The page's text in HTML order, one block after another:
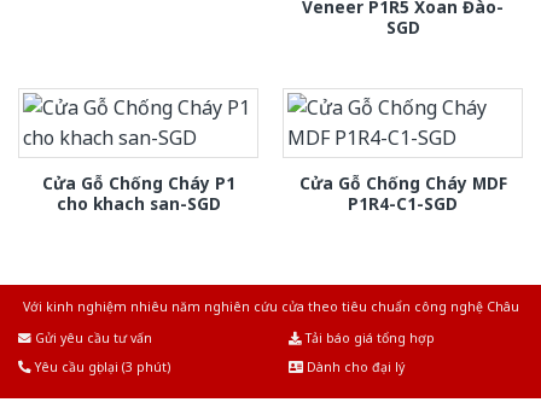
Veneer P1R5 Xoan Đào-
SGD
Cửa Gỗ Chống Cháy P1
cho khach san-SGD
Cửa Gỗ Chống Cháy MDF
P1R4-C1-SGD
Với kinh nghiệm nhiêu năm nghiên cứu cửa theo tiêu chuẩn công nghệ Châu
Gửi yêu cầu tư vấn
Tải báo giá tổng hợp
Yêu cầu gọi lại (3 phút)
Dành cho đại lý